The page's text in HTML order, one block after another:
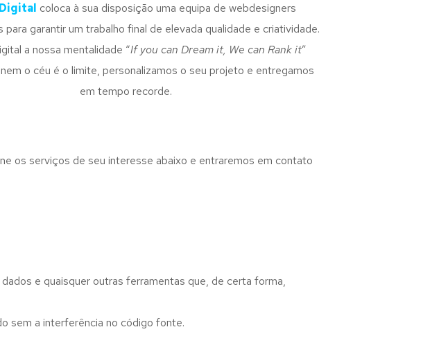
coloca à sua disposição uma equipa de webdesigners
para garantir um trabalho final de elevada qualidade e criatividade.
a nossa mentalidade “If you can Dream it, We can Rank it”
o céu é o limite, personalizamos o seu projeto e entregamos
em tempo recorde.
os serviços de seu interesse abaixo e entraremos em contato
e quaisquer outras ferramentas que, de certa forma,
sem a interferência no código fonte.